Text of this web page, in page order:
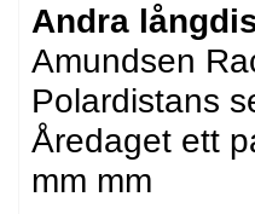
Andra
Amundsen
Polardistans
Åredaget ett
mm mm